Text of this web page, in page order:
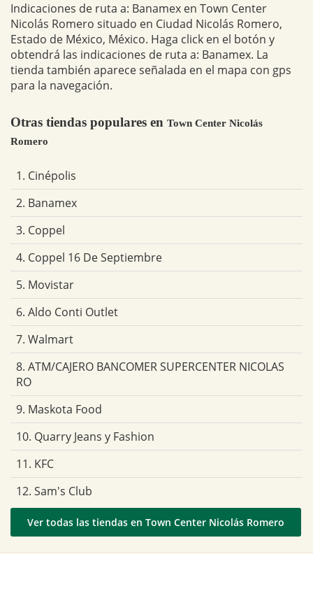
Indicaciones de ruta a: Banamex en Town Center
Nicolás Romero situado en Ciudad Nicolás Romero,
Estado de México, México. Haga click en el botón y
obtendrá las indicaciones de ruta a: Banamex. La
tienda también aparece señalada en el mapa con gps
para la navegación.
Otras tiendas populares en Town Center Nicolás
Romero
1. Cinépolis
2. Banamex
3. Coppel
4. Coppel 16 De Septiembre
5. Movistar
6. Aldo Conti Outlet
7. Walmart
8. ATM/CAJERO BANCOMER SUPERCENTER NICOLAS
RO
9. Maskota Food
10. Quarry Jeans y Fashion
11. KFC
12. Sam's Club
Ver todas las tiendas en Town Center Nicolás Romero